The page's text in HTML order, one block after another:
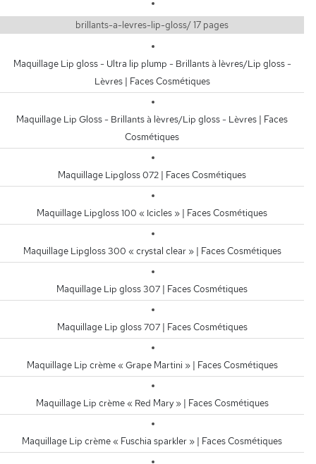
brillants-a-levres-lip-gloss/ 17 pages
Maquillage Lip gloss - Ultra lip plump - Brillants à lèvres/Lip gloss -
Lèvres | Faces Cosmétiques
Maquillage Lip Gloss - Brillants à lèvres/Lip gloss - Lèvres | Faces
Cosmétiques
Maquillage Lipgloss 072 | Faces Cosmétiques
Maquillage Lipgloss 100 « Icicles » | Faces Cosmétiques
Maquillage Lipgloss 300 « crystal clear » | Faces Cosmétiques
Maquillage Lip gloss 307 | Faces Cosmétiques
Maquillage Lip gloss 707 | Faces Cosmétiques
Maquillage Lip crème « Grape Martini » | Faces Cosmétiques
Maquillage Lip crème « Red Mary » | Faces Cosmétiques
Maquillage Lip crème « Fuschia sparkler » | Faces Cosmétiques